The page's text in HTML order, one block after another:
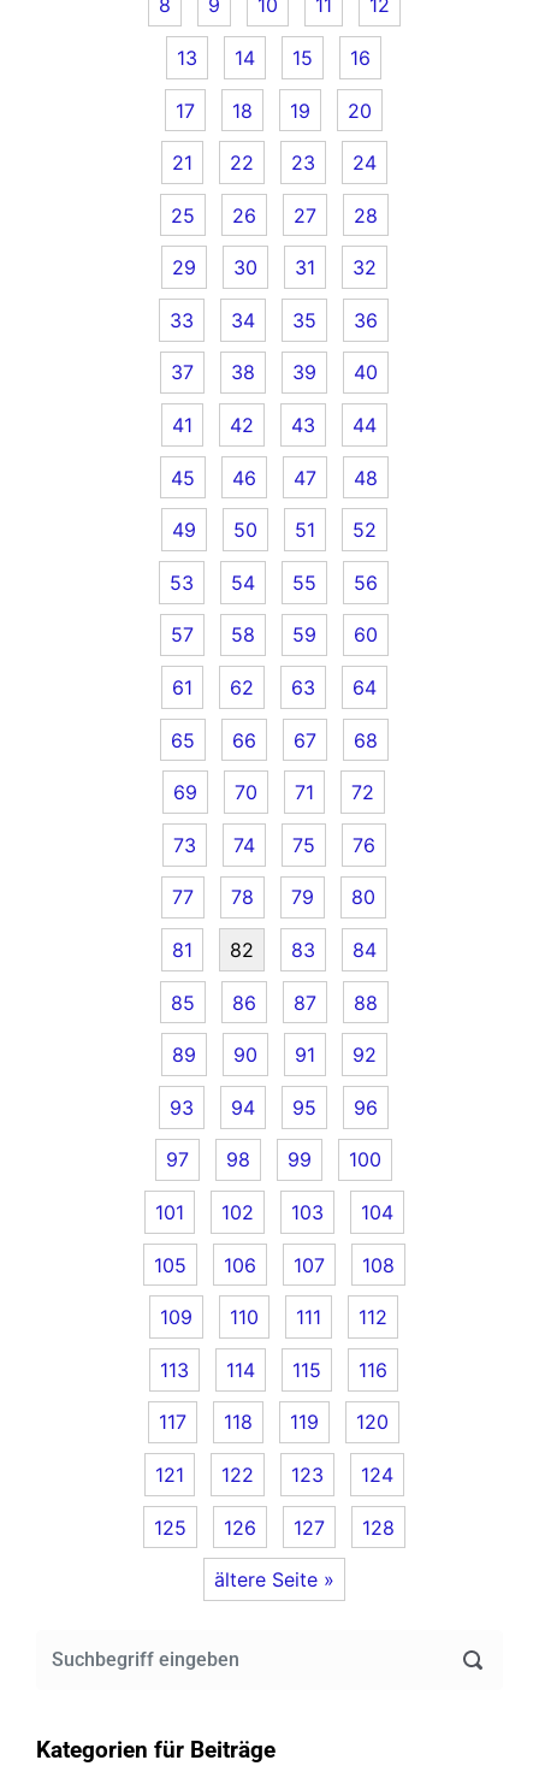
8 9 10 11 12
13 14 15 16
17 18 19 20
21 22 23 24
25 26 27 28
29 30 31 32
33 34 35 36
37 38 39 40
41 42 43 44
45 46 47 48
49 50 51 52
53 54 55 56
57 58 59 60
61 62 63 64
65 66 67 68
69 70 71 72
73 74 75 76
77 78 79 80
81 82 83 84
85 86 87 88
89 90 91 92
93 94 95 96
97 98 99 100
101 102 103 104
105 106 107 108
109 110 111 112
113 114 115 116
117 118 119 120
121 122 123 124
125 126 127 128
ältere Seite »
Kategorien für Beiträge